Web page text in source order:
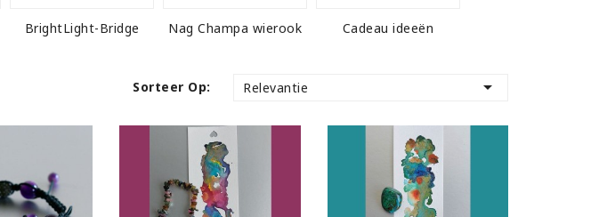
BrightLight-Bridge Nag Champa wierook Cadeau ideeën
Sorteer Op: Relevantie 